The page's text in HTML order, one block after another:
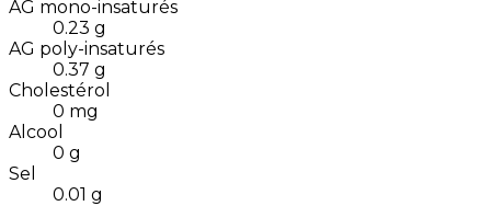
AG mono-insaturés
0.23 g
AG poly-insaturés
0.37 g
Cholestérol
0 mg
Alcool
0 g
Sel
0.01 g